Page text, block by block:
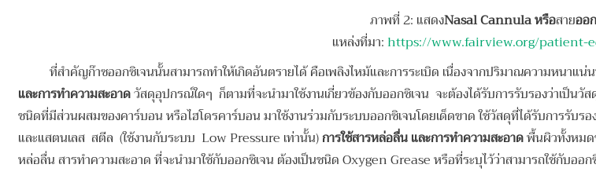
ภาพที่ 2: แสดงNasal Cannula หรือสายออ
แหล่งที่มา:https://www.fairview.org/patient-
ที่สำคัญก๊าซออกซิเจนนั้นสามารถทำให้เกิดอันตรายได้ คือเพลิงไหม้และการระเบิด เนื่องจากปริมาณความหนาแน่
และการทำความสะอาดวัสดุอุปกรณ์ใดๆ ก็ตามที่จะนำมาใช้งานเกี่ยวข้องกับออกซิเจน จะต้องได้รับการรับรองว่าเ
ชนิดที่มีส่วนผสมของคาร์บอน หรือไฮโดรคาร์บอน มาใช้งานร่วมกับระบบออกซิเจนโดยเด็ดขาด ใช้วัสดุที่ได้รับการรับ
และแสตนเลส สตีล (ใช้งานกับระบบ Low Pressure เท่านั้น)การใช้สารหล่อลื่น และการทำความสะอาดพื้นผิวทั้งหมด
หล่อลื่น สารทำความสะอาด ที่จะนำมาใช้กับออกซิเจน ต้องเป็นชนิด Oxygen Grease หรือที่ระบุไว้ว่าสามารถใช้กับออก